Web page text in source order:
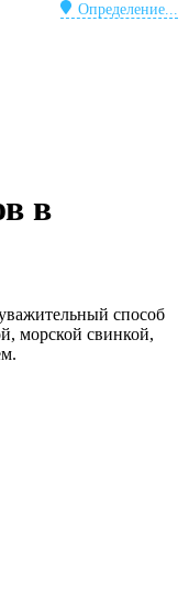
Определение...
в
способ
морской свинкой,